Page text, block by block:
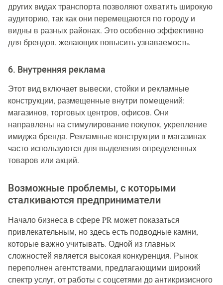
других видах транспорта позволяют охватить широкую
аудиторию, так как они перемещаются по городу и
видны в разных районах. Это особенно эффективно
для брендов, желающих повысить узнаваемость.
6. Внутренняя реклама
Этот вид включает вывески, стойки и рекламные
конструкции, размещенные внутри помещений:
магазинов, торговых центров, офисов. Они
направлены на стимулирование покупок, укрепление
имиджа бренда. Рекламные конструкции в магазинах
часто используются для выделения определенных
товаров или акций.
Возможные проблемы, с которыми
сталкиваются предприниматели
Начало бизнеса в сфере PR может показаться
привлекательным, но здесь есть подводные камни,
которые важно учитывать. Одной из главных
сложностей является высокая конкуренция. Рынок
переполнен агентствами, предлагающими широкий
спектр услуг, от работы с соцсетями до антикризисного